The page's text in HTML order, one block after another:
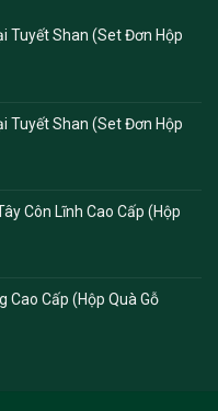
Tuyết Shan (Set Đơn Hộp
Tuyết Shan (Set Đơn Hộp
Côn Lĩnh Cao Cấp (Hộp
Cao Cấp (Hộp Quà Gỗ